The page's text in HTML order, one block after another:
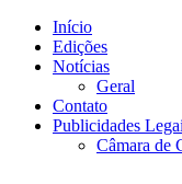
Início
Edições
Notícias
Geral
Contato
Publicidades
Câmara de